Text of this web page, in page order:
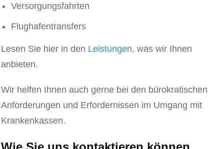
Versorgungsfahrten
Flughafentransfers
Lesen Sie hier in den Leistungen, was wir Ihnen
anbieten.
Wir helfen Ihnen auch gerne bei den bürokratischen
Anforderungen und Erfordernissen im Umgang mit
Krankenkassen.